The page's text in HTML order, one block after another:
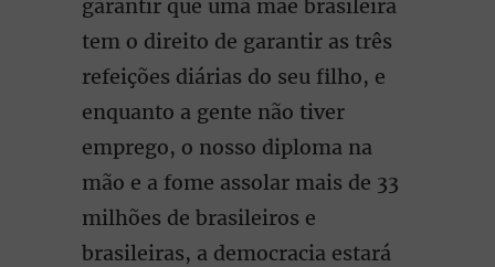
garantir que uma mãe brasileira
tem o direito de garantir as três
refeições diárias do seu filho, e
enquanto a gente não tiver
emprego, o nosso diploma na
mão e a fome assolar mais de 33
milhões de brasileiros e
brasileiras, a democracia estará